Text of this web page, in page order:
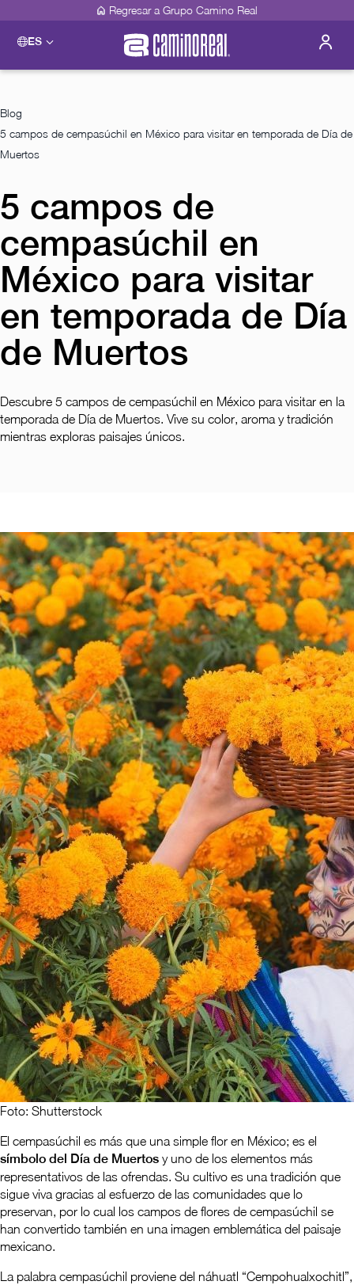
Regresar a Grupo Camino Real
ES Please select a destination
Camino Real Guadalajara
Camino Real Mérida
Mexico City
Camino Real Aeropuerto México
Camino Real Pedregal México
Camino Real Polanco México
Monterrey
Camino Real Fashion Drive Monterrey
Oaxaca
Camino Real Zaashila Huatulco
Pachuca
Puebla
Camino Real Puebla Angelópolis
Blog
5 campos de cempasúchil en México para visitar en temporada de Día de
Muertos
5 campos de
cempasúchil en
México para visitar
en temporada de Día
de Muertos
Descubre 5 campos de cempasúchil en México para visitar en la
temporada de Día de Muertos. Vive su color, aroma y tradición
mientras exploras paisajes únicos.
Foto: Shutterstock
El cempasúchil es más que una simple flor en México; es el
símbolo del Día de Muertos y uno de los elementos más
representativos de las ofrendas. Su cultivo es una tradición que
sigue viva gracias al esfuerzo de las comunidades que lo
preservan, por lo cual los campos de flores de cempasúchil se
han convertido también en una imagen emblemática del paisaje
mexicano.
La palabra cempasúchil proviene del náhuatl “Cempohualxochitl”,